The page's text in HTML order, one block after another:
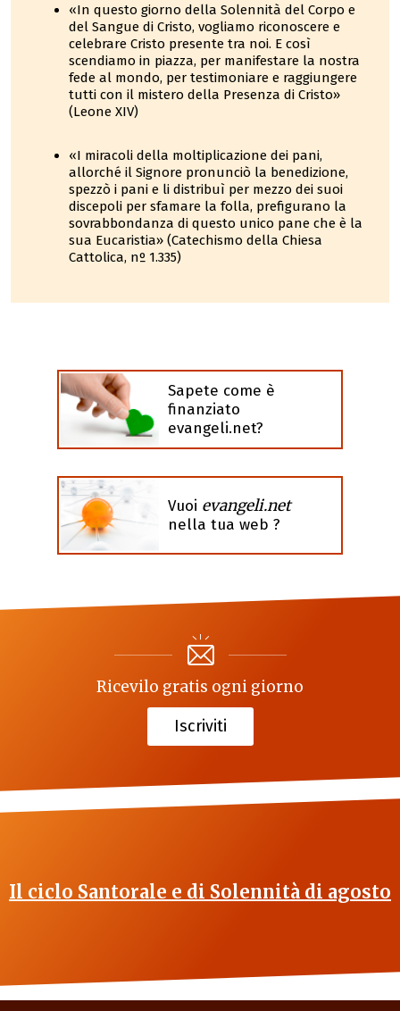
«In questo giorno della Solennità del Corpo e
del Sangue di Cristo, vogliamo riconoscere e
celebrare Cristo presente tra noi. E così
scendiamo in piazza, per manifestare la nostra
fede al mondo, per testimoniare e raggiungere
tutti con il mistero della Presenza di Cristo»
(Leone XIV)
«I miracoli della moltiplicazione dei pani,
allorché il Signore pronunciò la benedizione,
spezzò i pani e li distribuì per mezzo dei suoi
discepoli per sfamare la folla, prefigurano la
sovrabbondanza di questo unico pane che è la
sua Eucaristia» (Catechismo della Chiesa
Cattolica, nº 1.335)
Sapete come è
finanziato
evangeli.net?
Vuoi evangeli.net
nella tua web ?
Ricevilo gratis ogni giorno
Iscriviti
Il ciclo Santorale e di Solennità di agosto